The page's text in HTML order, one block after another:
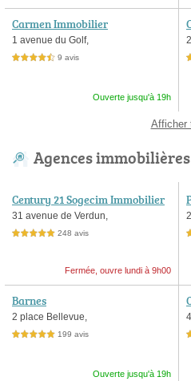
Carmen Immobilier
1 avenue du Golf,
4,5 étoiles sur 5 9 avis
Ouverte jusqu'à 19h
Afficher
Agences
Century 21 Sogecim Immobilier
31 avenue de Verdun,
5,0 étoiles sur 5 248 avis
Fermée, ouvre lundi à 9h00
Barnes
2 place Bellevue,
5,0 étoiles sur 5 199 avis
Ouverte jusqu'à 19h